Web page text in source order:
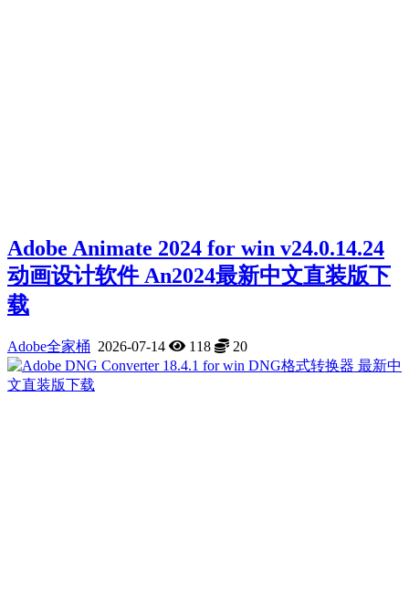
Adobe Animate 2024 for win v24.0.14.24
动画设计软件 An2024最新中文直装版下
载
Adobe全家桶 2026-07-14 118 20